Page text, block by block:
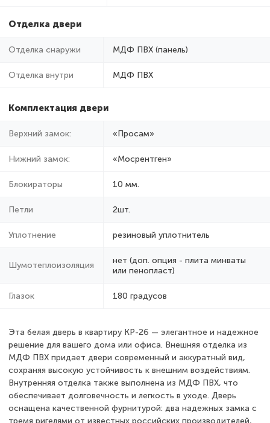
Отделка двери
Отделка снаружи МДФ ПВХ (панель)
Отделка внутри МДФ ПВХ
Комплектация двери
Верхний замок: «Просам»
Нижний замок: «Мосрентген»
Блокираторы 10 мм.
Петли 2шт.
Уплотнение резиновый уплотнитель
Шумотеплоизоляция
нет (доп. опция - плита минваты
или пенопласт)
Глазок 180 градусов
Эта белая дверь в квартиру КР-26 — элегантное и надежное
решение для вашего дома или офиса. Внешняя отделка из
МДФ ПВХ придает двери современный и аккуратный вид,
сохраняя высокую устойчивость к внешним воздействиям.
Внутренняя отделка также выполнена из МДФ ПВХ, что
обеспечивает долговечность и легкость в уходе. Дверь
оснащена качественной фурнитурой: два надежных замка с
тремя ригелями от известных российских производителей,